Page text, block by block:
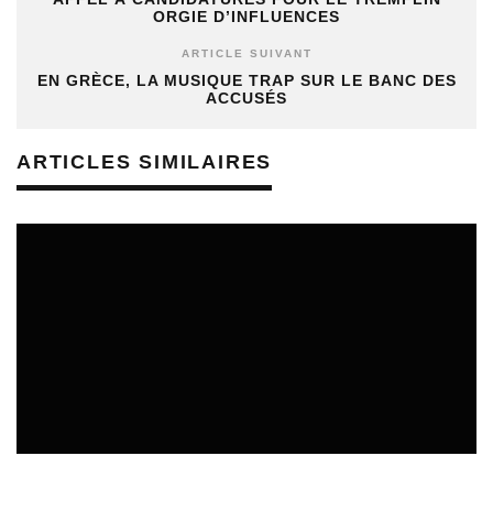
ORGIE D’INFLUENCES
ARTICLE SUIVANT
EN GRÈCE, LA MUSIQUE TRAP SUR LE BANC DES
ACCUSÉS
ARTICLES SIMILAIRES